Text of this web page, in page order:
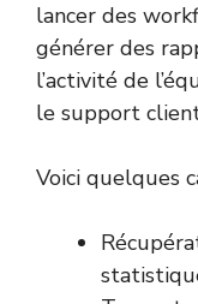
lancer des
générer des
l’activité de
le support
Voici quelques